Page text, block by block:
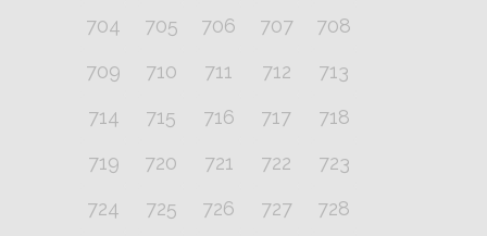
704
705 706 707
708
709
710 711 712
713
714
715 716 717
718
719
720 721 722
723
724
725 726 727
728